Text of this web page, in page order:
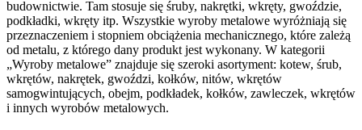
budownictwie. Tam stosuje się śruby, nakrętki, wkręty, gwoździe,
podkładki, wkręty itp. Wszystkie wyroby metalowe wyróżniają się
przeznaczeniem i stopniem obciążenia mechanicznego, które zależą
od metalu, z którego dany produkt jest wykonany. W kategorii
„Wyroby metalowe” znajduje się szeroki asortyment: kotew, śrub,
wkrętów, nakrętek, gwoździ, kołków, nitów, wkrętów
samogwintujących, obejm, podkładek, kołków, zawleczek, wkrętów
i innych wyrobów metalowych.